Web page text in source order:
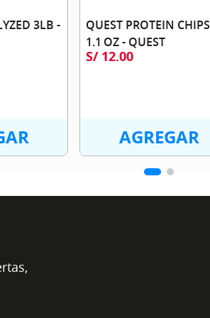
3LB -
QUEST PROTEIN CHIPS
1.1 OZ - QUEST
S/ 12.00
AGREGAR